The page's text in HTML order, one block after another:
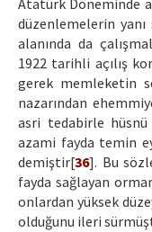
Atatürk Döneminde
düzenlemelerin
alanında da
1922 tarihli açılış
gerek memleketin
nazarından
asri tedabirle
azami fayda temin
demiştir[36]. Bu
fayda sağlayan
onlardan yüksek
olduğunu ileri